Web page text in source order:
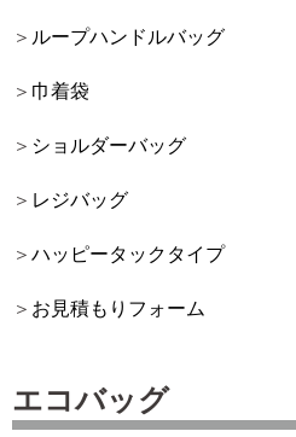
ループハンドルバッグ
巾着袋
ショルダーバッグ
レジバッグ
ハッピータックタイプ
お見積もりフォーム
エコバッグ